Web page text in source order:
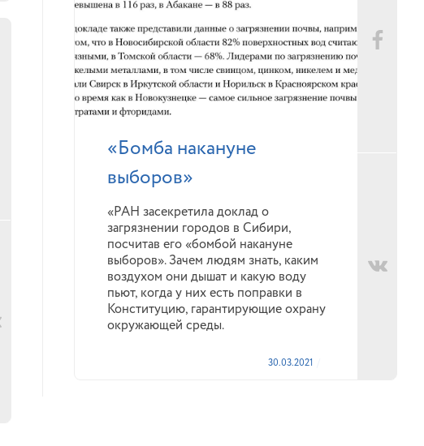
«Бомба накануне
выборов»
«РАН засекретила доклад о
загрязнении городов в Сибири,
посчитав его «бомбой накануне
выборов». Зачем людям знать, каким
воздухом они дышат и какую воду
пьют, когда у них есть поправки в
Конституцию, гарантирующие охрану
окружающей среды.
30.03.2021